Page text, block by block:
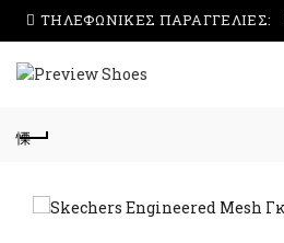
ΤΗΛΕΦΩΝΙΚΕΣ ΠΑΡΑΓΓΕΛΙΕΣ: